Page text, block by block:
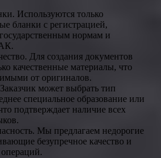
Используются только
бланки с регистрацией,
нормам и
Для создания документов
качественные материалы, что
от оригиналов.
может выбрать тип
специальное образование или
подтверждает наличие всех
Мы предлагаем недорогие
безупречное качество и
операций.